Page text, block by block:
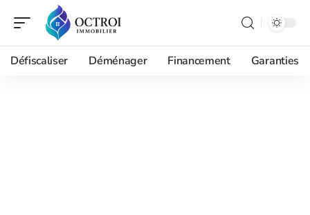
Défiscaliser Déménager Financement Garanties